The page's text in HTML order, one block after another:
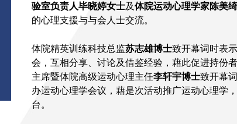
验室负责人毕晓婷女士及体院运动心理学家陈美
的心理支援与与会人士交流。
体院精英训练科技总监苏志雄博士致开幕词时表
会，互相分享、讨论及借鉴经验，藉此促进持份
主席暨体院高级运动心理主任李轩宇博士致开幕
办运动心理学会议，藉是次活动推广运动心理学
台。